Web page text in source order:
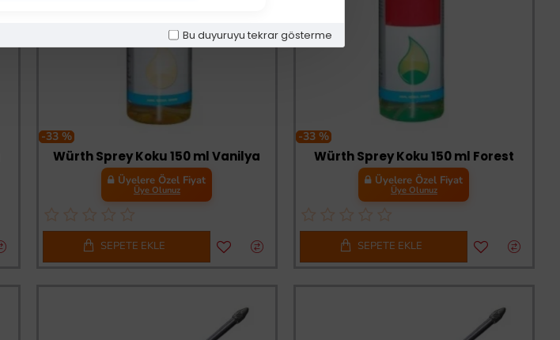
Bu duyuruyu tekrar gösterme
-33 %
Würth Sprey Koku 150 ml Vanilya
Üyelere Özel Fiyat
Üye Olunuz
SEPETE EKLE
-33 %
Würth Sprey Koku 150 ml Forest
Üyelere Özel Fiyat
Üye Olunuz
SEPETE EKLE